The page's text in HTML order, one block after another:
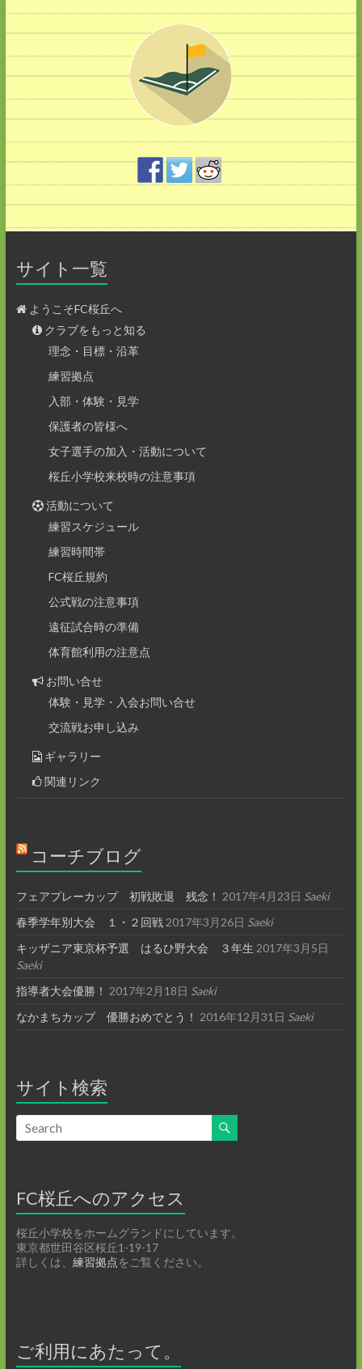
サイト一覧
ようこそFC桜丘へ
クラブをもっと知る
理念・目標・沿革
練習拠点
入部・体験・見学
保護者の皆様へ
女子選手の加入・活動について
桜丘小学校来校時の注意事項
活動について
練習スケジュール
練習時間帯
FC桜丘規約
公式戦の注意事項
遠征試合時の準備
体育館利用の注意点
お問い合せ
体験・見学・入会お問い合せ
交流戦お申し込み
ギャラリー
関連リンク
コーチブログ
フェアプレーカップ 初戦敗退 残念！ 2017年4月23日 Saeki
春季学年別大会 １・２回戦 2017年3月26日 Saeki
キッザニア東京杯予選 はるひ野大会 ３年生 2017年3月5日
Saeki
指導者大会優勝！ 2017年2月18日 Saeki
なかまちカップ 優勝おめでとう！ 2016年12月31日 Saeki
サイト検索
FC桜丘へのアクセス
桜丘小学校をホームグランドにしています。
東京都世田谷区桜丘1-19-17
詳しくは、 練習拠点をご覧ください。
ご利用にあたって。